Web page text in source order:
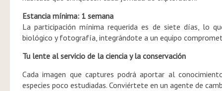
Estancia mínima: 1 semana
La participación mínima requerida es de siete días, lo
biológico y fotografía, integrándote a un equipo
Tu lente al servicio de la ciencia y la conservación
Cada imagen que captures podrá aportar al
especies poco estudiadas. Conviértete en un agente de